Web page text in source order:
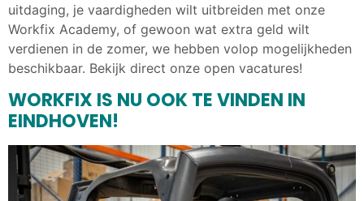
uitdaging, je vaardigheden wilt uitbreiden met onze
Workfix Academy, of gewoon wat extra geld wilt
verdienen in de zomer, we hebben volop mogelijkheden
beschikbaar. Bekijk direct onze open vacatures!
WORKFIX IS NU OOK TE VINDEN IN
EINDHOVEN!